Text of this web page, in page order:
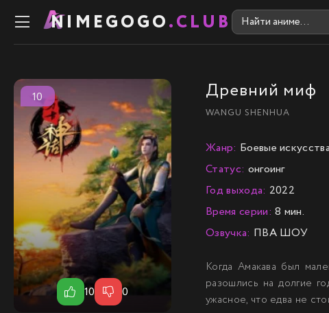
NIMEGOGO.CLUB
Древний миф
WANGU SHENHUA
10
10 0
Жанр: Боевые
Статус: онгоинг
Год выхода: 2022
Время серии: 8 мин.
Озвучка: ПВА ШОУ
Когда Амакава был
разошлись на долгие
ужасное, что едва не